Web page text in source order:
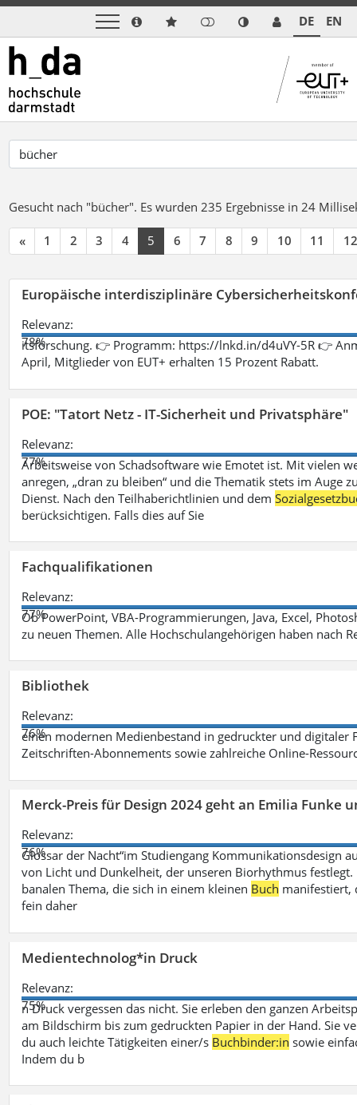
DE EN
Gesucht nach "bücher". Es wurden 235 Ergebnisse in 24
« 1 2 3 4 5 6 7 8 9 10 11 12
Europäische interdisziplinäre
Relevanz:
78%
itsforschung. 👉 Programm: https://lnkd.in/d4uVY-5R 👉
April, Mitglieder von EUT+ erhalten 15 Prozent Rabatt.
POE: "Tatort Netz - IT-Sicherheit und Privatsphäre"
Relevanz:
77%
Arbeitsweise von Schadsoftware wie Emotet ist. Mit vielen
anregen, „dran zu bleiben“ und die Thematik stets im
Dienst. Nach den Teilhaberichtlinien und dem
berücksichtigen. Falls dies auf Sie
Fachqualifikationen
Relevanz:
77%
Ob PowerPoint, VBA-Programmierungen, Java, Excel,
zu neuen Themen. Alle Hochschulangehörigen haben nach
Bibliothek
Relevanz:
76%
einen modernen Medienbestand in gedruckter und
Zeitschriften-Abonnements sowie zahlreiche Online-
Merck-Preis für Design 2024 geht an Emilia Funke
Relevanz:
76%
Glossar der Nacht“im Studiengang Kommunikationsdesign
von Licht und Dunkelheit, der unseren Biorhythmus
banalen Thema, die sich in einem kleinen Buch manifestiert,
fein daher
Medientechnolog*in Druck
Relevanz:
75%
n Druck vergessen das nicht. Sie erleben den ganzen
am Bildschirm bis zum gedruckten Papier in der Hand. Sie
du auch leichte Tätigkeiten einer/s Buchbinder:in sowie
Indem du b